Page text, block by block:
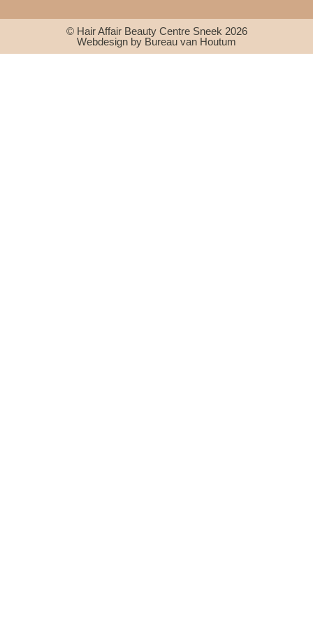
© Hair Affair Beauty Centre Sneek 2026
Webdesign by Bureau van Houtum